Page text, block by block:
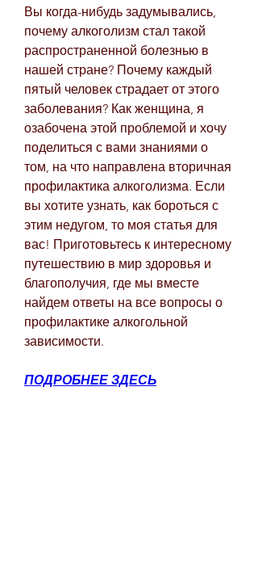
Вы когда-нибудь задумывались,
почему алкоголизм стал такой
распространенной болезнью в
нашей стране? Почему каждый
пятый человек страдает от этого
заболевания? Как женщина, я
озабочена этой проблемой и хочу
поделиться с вами знаниями о
том, на что направлена вторичная
профилактика алкоголизма. Если
вы хотите узнать, как бороться с
этим недугом, то моя статья для
вас! Приготовьтесь к интересному
путешествию в мир здоровья и
благополучия, где мы вместе
найдем ответы на все вопросы о
профилактике алкогольной
зависимости.
ПОДРОБНЕЕ ЗДЕСЬ